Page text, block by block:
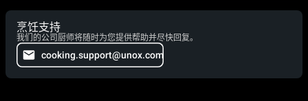
烹饪支持
我们的公司厨师将随时为您提供帮助并尽快回复。
cooking.support@unox.com